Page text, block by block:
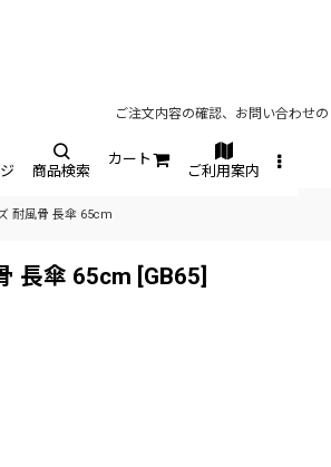
ご注文内容の確認、お問い合わせ
商品検索
カート
ご利用案内
耐風骨 長傘 65cm
長傘 65cm [GB65]